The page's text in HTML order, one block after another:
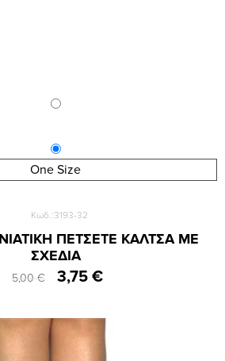
One Size
Κωδ.:3193-32
ΠΕΤΣΕΤΕ ΚΑΛΤΣΑ ΜΕ
ΣΧΕΔΙΑ
5,00 € 3,75 €